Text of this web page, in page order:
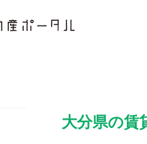
大分県の賃